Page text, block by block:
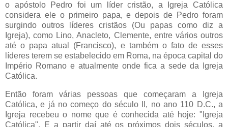
o apóstolo Pedro foi um líder cristão, a Igreja Católica
considera ele o primeiro papa, e depois de Pedro foram
surgindo outros líderes cristãos (Ou papas como diz a
Igreja), como Lino, Anacleto, Clemente, entre vários outros
até o papa atual (Francisco), e também o fato de esses
líderes terem se estabelecido em Roma, na época capital do
Império Romano e atualmente onde fica a sede da Igreja
Católica.
Então foram várias pessoas que começaram a Igreja
Católica, e já no começo do século II, no ano 110 D.C., a
Igreja recebeu o nome que é conhecida até hoje: "Igreja
Católica". E a partir daí até os próximos dois séculos, a